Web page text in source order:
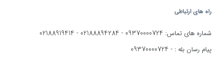
راه های ارتباطی
شماره های تماس: 09370000724
-
02188894284
-
02188919414
پیام رسان بله : - 09370000724